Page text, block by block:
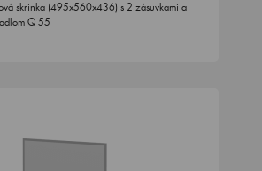
skrinka (495x560x436) s 2 zásuvkami a
Q 55